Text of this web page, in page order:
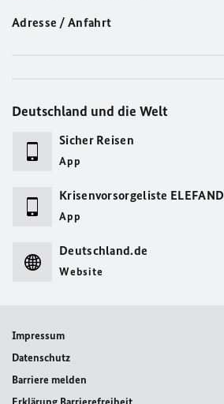
Adresse / Anfahrt
Deutschland und die Welt
Sicher Reisen
App
Krisenvorsorgeliste ELEFAND
App
Deutschland.de
Website
Impressum
Datenschutz
Barriere melden